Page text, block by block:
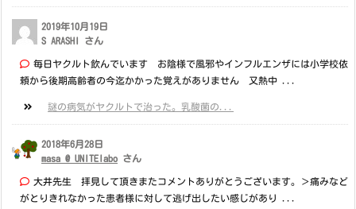
2019年10月19日
S ARASHI さん
毎日ヤクルト飲んでいます お陰様で風邪やインフルエンザには小学校依
頼から後期高齢者の今迄かかった覚えがありません 又熱中 ...
謎の病気がヤクルトで治った。乳酸菌の...
2018年6月28日
masa @ UNITElabo さん
大井先生 拝見して頂きまたコメントありがとうございます。＞痛みなど
がとりきれなかった患者様に対して逃げ出したい感じがあり ...